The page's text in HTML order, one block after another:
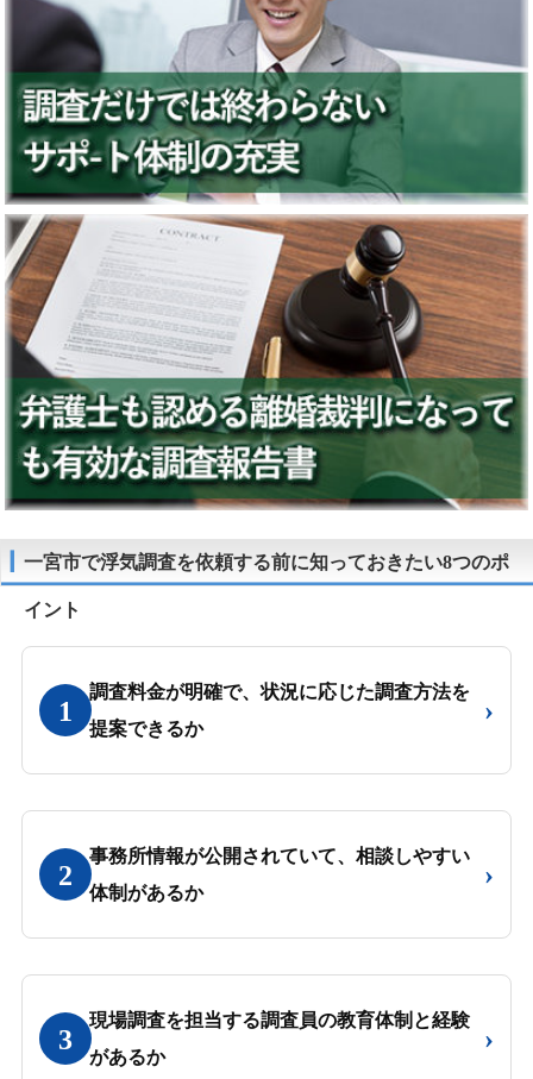
一宮市で浮気調査を依頼する前に知っておきたい8つのポ
イント
1
調査料金が明確で、状況に応じた調査方法を
提案できるか
›
2
事務所情報が公開されていて、相談しやすい
体制があるか
›
3
現場調査を担当する調査員の教育体制と経験
があるか
›